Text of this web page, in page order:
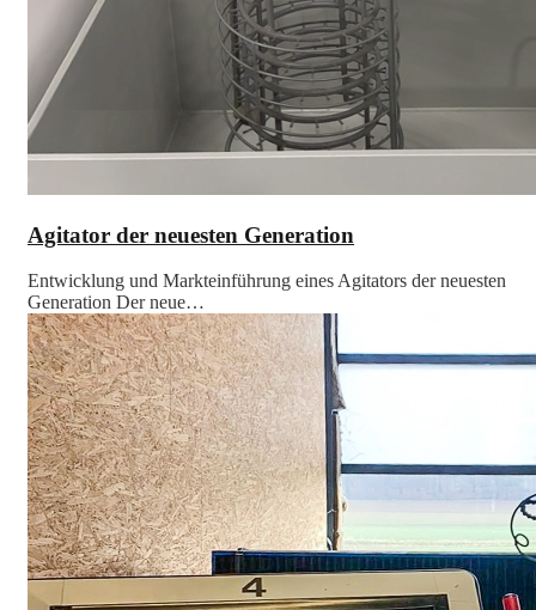
Agitator der neuesten Generation
Entwicklung und Markteinführung eines Agitators der neuesten
Generation Der neue…